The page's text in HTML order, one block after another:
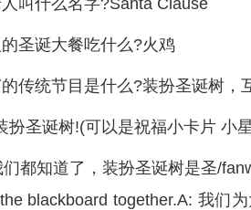
叫什么名字?Santa Clause
圣诞大餐吃什么?火鸡
传统节目是什么?装扮圣诞树，
扮圣诞树!(可以是祝福小卡片 小
都知道了，装扮圣诞树是圣/
blackboard together.A: 我们